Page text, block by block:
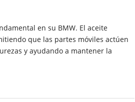
en su BMW. El aceite
que las partes móviles actúen
y ayudando a mantener la